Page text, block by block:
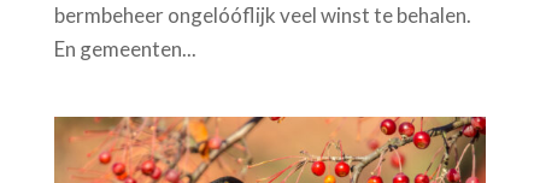
bermbeheer ongelóóflijk veel winst te behalen.
En gemeenten...